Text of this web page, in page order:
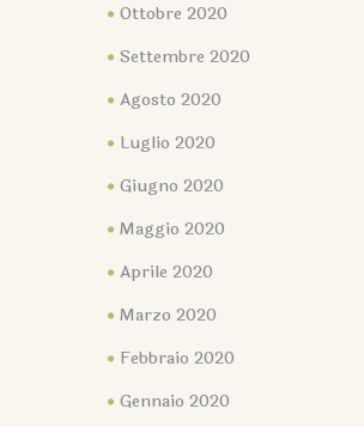
Ottobre 2020
Settembre 2020
Agosto 2020
Luglio 2020
Giugno 2020
Maggio 2020
Aprile 2020
Marzo 2020
Febbraio 2020
Gennaio 2020